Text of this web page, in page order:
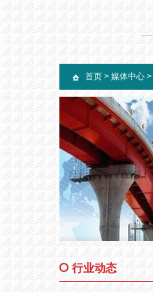
首页 > 媒体中心 >
行业动态